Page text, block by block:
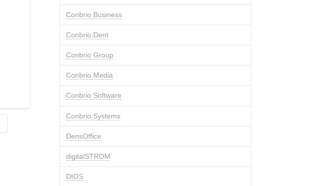
Conbrio Business
Conbrio Dent
Conbrio Group
Conbrio Media
Conbrio Software
Conbrio Systems
DensOffice
digitalSTROM
DIOS